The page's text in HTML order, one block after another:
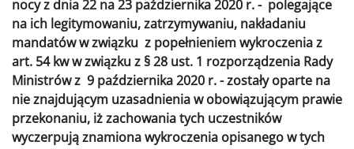
nocy z dnia 22 na 23 października 2020 r. - polegające
na ich legitymowaniu, zatrzymywaniu, nakładaniu
mandatów w związku z popełnieniem wykroczenia z
art. 54 kw w związku z § 28 ust. 1 rozporządzenia Rady
Ministrów z 9 października 2020 r. - zostały oparte na
nie znajdującym uzasadnienia w obowiązującym prawie
przekonaniu, iż zachowania tych uczestników
wyczerpują znamiona wykroczenia opisanego w tych